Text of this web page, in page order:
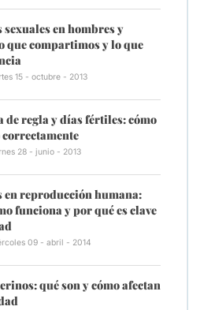
en hombres y
que compartimos y lo que
15 - octubre - 2013
de regla y días fértiles: cómo
28 - junio - 2013
en reproducción humana:
funciona y por qué es clave
09 - abril - 2014
qué son y cómo afectan